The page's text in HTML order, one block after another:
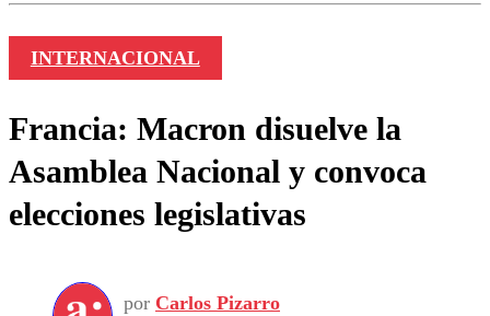
INTERNACIONAL
Francia: Macron disuelve la
Asamblea Nacional y convoca
elecciones legislativas
por Carlos Pizarro